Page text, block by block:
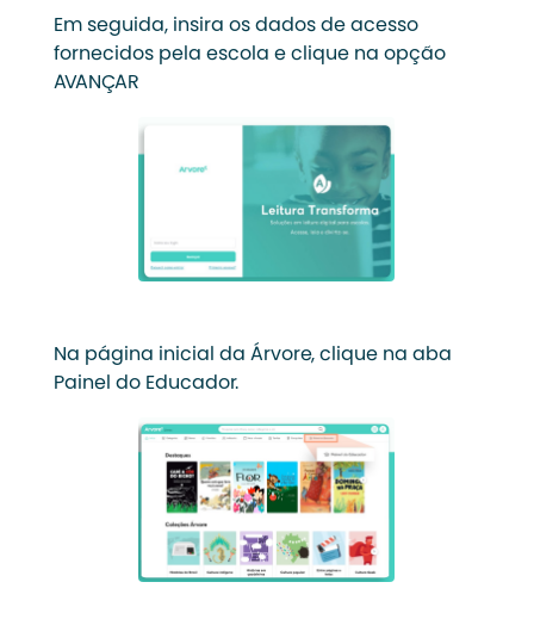
Em seguida, insira os dados de acesso
fornecidos pela escola e clique na opção
AVANÇAR
Na página inicial da Árvore, clique na aba
Painel do Educador.